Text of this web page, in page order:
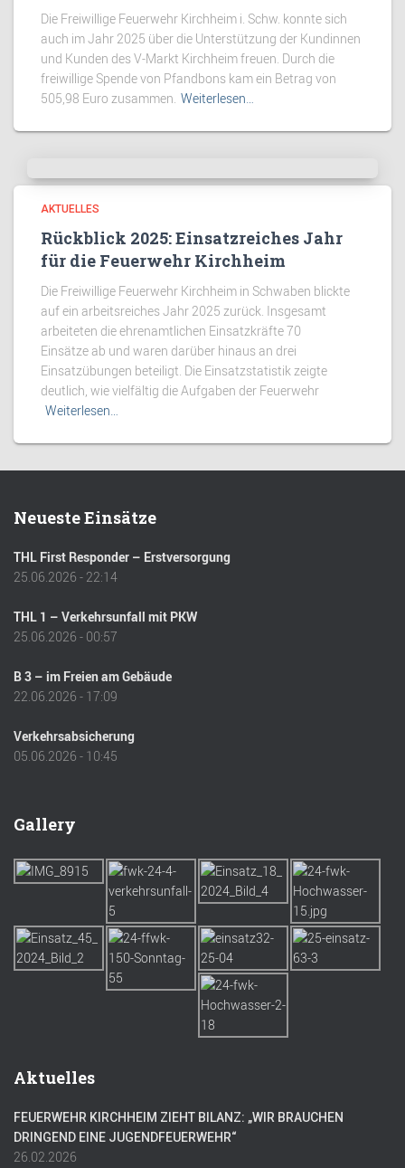
Die Freiwillige Feuerwehr Kirchheim i. Schw. konnte sich
auch im Jahr 2025 über die Unterstützung der Kundinnen
und Kunden des V-Markt Kirchheim freuen. Durch die
freiwillige Spende von Pfandbons kam ein Betrag von
505,98 Euro zusammen. Weiterlesen…
AKTUELLES
Rückblick 2025: Einsatzreiches Jahr
für die Feuerwehr Kirchheim
Die Freiwillige Feuerwehr Kirchheim in Schwaben blickte
auf ein arbeitsreiches Jahr 2025 zurück. Insgesamt
arbeiteten die ehrenamtlichen Einsatzkräfte 70
Einsätze ab und waren darüber hinaus an drei
Einsatzübungen beteiligt. Die Einsatzstatistik zeigte
deutlich, wie vielfältig die Aufgaben der Feuerwehr
Weiterlesen…
Neueste Einsätze
THL First Responder – Erstversorgung
25.06.2026 - 22:14
THL 1 – Verkehrsunfall mit PKW
25.06.2026 - 00:57
B 3 – im Freien am Gebäude
22.06.2026 - 17:09
Verkehrsabsicherung
05.06.2026 - 10:45
Gallery
Aktuelles
FEUERWEHR KIRCHHEIM ZIEHT BILANZ: „WIR BRAUCHEN
DRINGEND EINE JUGENDFEUERWEHR“
26.02.2026